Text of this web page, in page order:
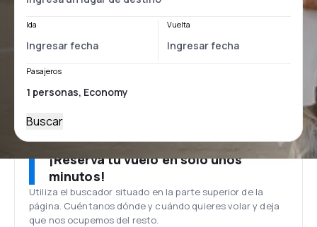
Ida Vuelta
Pasajeros
Buscar
¡Reserva tu vuelo en solo unos
minutos!
Utiliza el buscador situado en la parte superior de la
página. Cuéntanos dónde y cuándo quieres volar y deja
que nos ocupemos del resto.